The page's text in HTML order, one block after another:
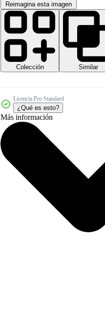
Reimagina esta imagen
Colección
Similar
Licencia Pro Standard
¿Qué es esto?
Más información